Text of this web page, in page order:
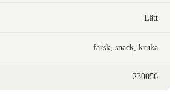
Lätt
färsk, snack, kruka
230056